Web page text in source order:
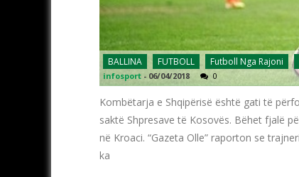
BALLINA FUTBOLL Futboll Nga Rajoni
infosport - 06/04/2018 0
Kombëtarja e Shqipërisë është gati të
saktë Shpresave të Kosovës. Bëhet fjalë
në Kroaci. “Gazeta Olle” raporton se
ka